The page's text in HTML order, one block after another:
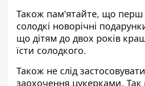
Також пам'ятайте, що перш
солодкі новорічні
що дітям до двох років
їсти солодкого.
Також не слід
заохочення цукерками.